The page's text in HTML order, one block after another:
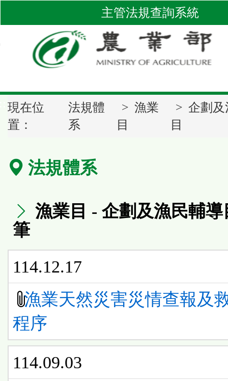
到
區
塊
主管法規查詢系統
現在位
置：
法規體
系
漁業
目
企劃
目
法規體系
漁業目 - 企劃及漁民輔導
筆
114.12.17
漁業天然災害災情查報及
程序
114.09.03